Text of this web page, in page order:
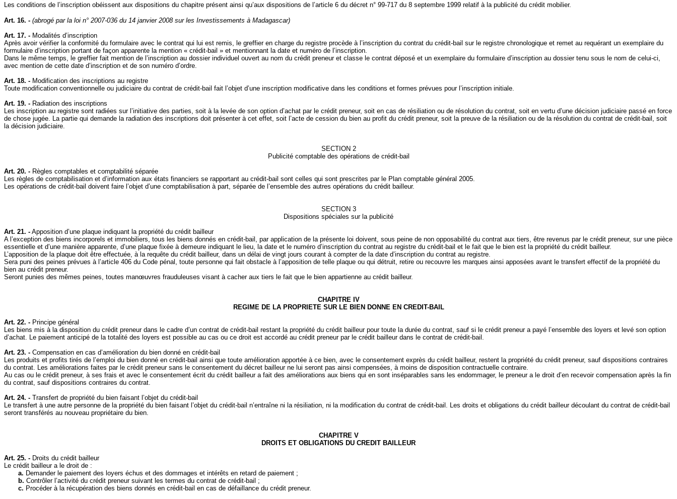
Les conditions de l’inscription obéissent aux dispositions du chapitre présent ainsi qu’aux dispositions de l’article 6 du décret n° 99‑717 du 8 septembre 1999 relatif à la publicité du crédit mobilier.
Art. 16. - (abrogé par la loi n° 2007-036 du 14 janvier 2008 sur les Investissements à Madagascar)
Art. 17. - Modalités d’inscription
Après avoir vérifier la conformité du formulaire avec le contrat qui lui est remis, le greffier en charge du registre procède à l’inscription du contrat du crédit‑bail sur le registre chronologique et remet au requérant un exemplaire du
formulaire d’inscription portant de façon apparente la mention « crédit‑bail » et mentionnant la date et numéro de l’inscription.
Dans le même temps, le greffier fait mention de l’inscription au dossier individuel ouvert au nom du crédit preneur et classe le contrat déposé et un exemplaire du formulaire d’inscription au dossier tenu sous le nom de celui-ci,
avec mention de cette date d’inscription et de son numéro d’ordre.
Art. 18. - Modification des inscriptions au registre
Toute modification conventionnelle ou judiciaire du contrat de crédit‑bail fait l’objet d’une inscription modificative dans les conditions et formes prévues pour l’inscription initiale.
Art. 19. - Radiation des inscriptions
Les inscription au registre sont radiées sur l’initiative des parties, soit à la levée de son option d’achat par le crédit preneur, soit en cas de résiliation ou de résolution du contrat, soit en vertu d’une décision judiciaire passé en force
de chose jugée. La partie qui demande la radiation des inscriptions doit présenter à cet effet, soit l’acte de cession du bien au profit du crédit preneur, soit la preuve de la résiliation ou de la résolution du contrat de crédit‑bail, soit
la décision judiciaire.
SECTION 2
Publicité comptable des opérations de crédit‑bail
Art. 20. - Règles comptables et comptabilité séparée
Les règles de comptabilisation et d’information aux états financiers se rapportant au crédit‑bail sont celles qui sont prescrites par le Plan comptable général 2005.
Les opérations de crédit‑bail doivent faire l’objet d’une comptabilisation à part, séparée de l’ensemble des autres opérations du crédit bailleur.
SECTION 3
Dispositions spéciales sur la publicité
Art. 21. - Apposition d’une plaque indiquant la propriété du crédit bailleur
A l’exception des biens incorporels et immobiliers, tous les biens donnés en crédit‑bail, par application de la présente loi doivent, sous peine de non opposabilité du contrat aux tiers, être revenus par le crédit preneur, sur une pièce
essentielle et d’une manière apparente, d’une plaque fixée à demeure indiquant le lieu, la date et le numéro d’inscription du contrat au registre du crédit‑bail et le fait que le bien est la propriété du crédit bailleur.
L’apposition de la plaque doit être effectuée, à la requête du crédit bailleur, dans un délai de vingt jours courant à compter de la date d’inscription du contrat au registre.
Sera puni des peines prévues à l’article 406 du Code pénal, toute personne qui fait obstacle à l’apposition de telle plaque ou qui détruit, retire ou recouvre les marques ainsi apposées avant le transfert effectif de la propriété du
bien au crédit preneur.
Seront punies des mêmes peines, toutes manœuvres frauduleuses visant à cacher aux tiers le fait que le bien appartienne au crédit bailleur.
CHAPITRE IV
REGIME DE LA PROPRIETESURLE BIEN DONNE EN CREDIT-BAIL
Art. 22. - Principe général
Les biens mis à la disposition du crédit preneur dans le cadre d’un contrat de crédit‑bail restant la propriété du crédit bailleur pour toute la durée du contrat, sauf si le crédit preneur a payé l’ensemble des loyers et levé son option
d’achat. Le paiement anticipé de la totalité des loyers est possible au cas ou ce droit est accordé au crédit preneur par le crédit bailleur dans le contrat de crédit‑bail.
Art. 23. - Compensation en cas d’amélioration du bien donné en crédit‑bail
Les produits et profits tirés de l’emploi du bien donné en crédit‑bail ainsi que toute amélioration apportée à ce bien, avec le consentement exprès du crédit bailleur, restent la propriété du crédit preneur, sauf dispositions contraires
du contrat. Les améliorations faites par le crédit preneur sans le consentement du décret bailleur ne lui seront pas ainsi compensées, à moins de disposition contractuelle contraire.
Au cas ou le crédit preneur, à ses frais et avec le consentement écrit du crédit bailleur a fait des améliorations aux biens qui en sont inséparables sans les endommager, le preneur a le droit d’en recevoir compensation après la fin
du contrat, sauf dispositions contraires du contrat.
Art. 24. - Transfert de propriété du bien faisant l’objet du crédit‑bail
Le transfert à une autre personne de la propriété du bien faisant l’objet du crédit‑bail n’entraîne ni la résiliation, ni la modification du contrat de crédit‑bail. Les droits et obligations du crédit bailleur découlant du contrat de crédit‑bail
seront transférés au nouveau propriétaire du bien.
CHAPITRE V
DROITS ET OBLIGATIONS DU CREDIT BAILLEUR
Art. 25. - Droits du crédit bailleur
Le crédit bailleur a le droit de :
a. Demander le paiement des loyers échus et des dommages et intérêts en retard de paiement ;
b.Contrôler l’activité du crédit preneur suivant les termes du contrat de crédit‑bail ;
c. Procéder à la récupération des biens donnés en crédit‑bail en cas de défaillance du crédit preneur.